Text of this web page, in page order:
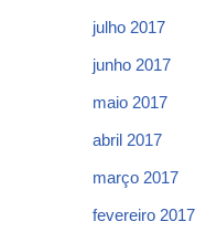
julho 2017
junho 2017
maio 2017
abril 2017
março 2017
fevereiro 2017